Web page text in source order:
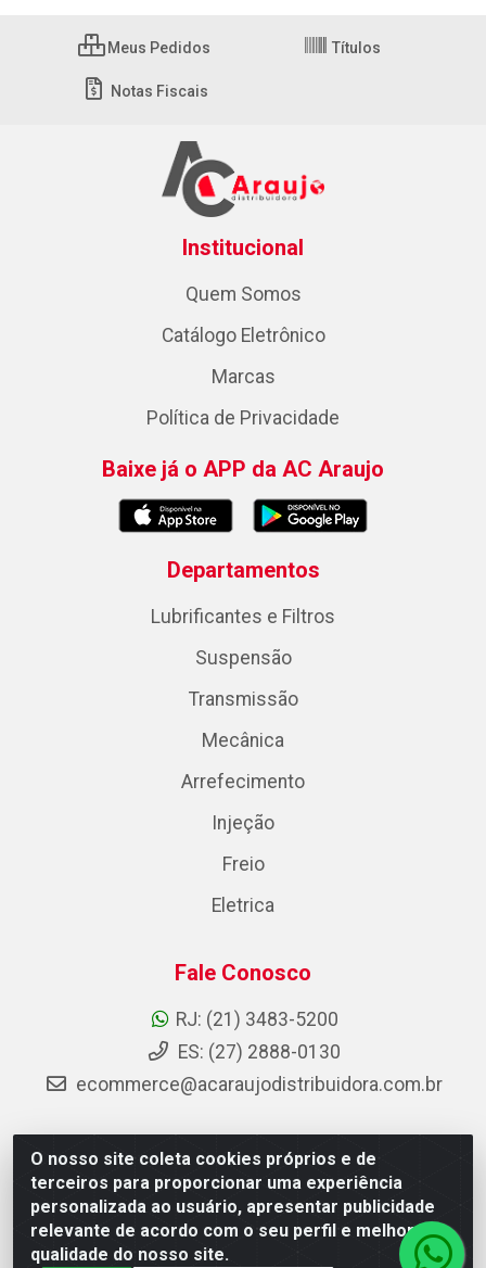
O nosso site coleta cookies próprios e de
terceiros para proporcionar uma experiência
personalizada ao usuário, apresentar publicidade
relevante de acordo com o seu perfil e melhorar a
qualidade do nosso site.
Meus Pedidos Títulos
Notas Fiscais
Institucional
Quem Somos
Catálogo Eletrônico
Marcas
Política de Privacidade
Baixe já o APP da AC Araujo
Departamentos
Lubrificantes e Filtros
Suspensão
Transmissão
Mecânica
Arrefecimento
Injeção
Freio
Eletrica
Fale Conosco
RJ: (21) 3483-5200
ES: (27) 2888-0130
ecommerce@acaraujodistribuidora.com.br
AC Araujo Distribuidora - Rua Carneiro de Campos, 42 -
São Cristóvão, Rio de Janeiro/RJ - CEP 20.920-410 -
CNPJ 08.744.753/0003-85